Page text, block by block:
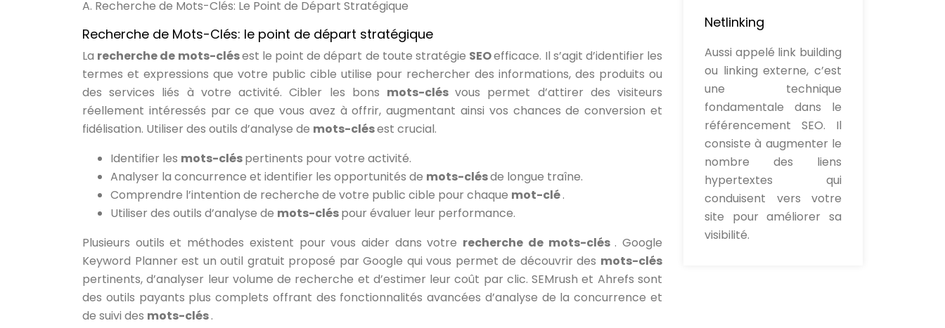
A. Recherche de Mots-Clés: Le Point de Départ Stratégique
Recherche de Mots-Clés: le point de départ stratégique
La recherche de mots-clésest le point de départ de toute stratégie SEOefficace. Il s’agit d’identifier les
termes et expressions que votre public cible utilise pour rechercher des informations, des produits ou
des services liés à votre activité. Cibler les bons mots-clésvous permet d’attirer des visiteurs
réellement intéressés par ce que vous avez à offrir, augmentant ainsi vos chances de conversion et
fidélisation. Utiliser des outils d’analyse de mots-clésest crucial.
Identifier les mots-cléspertinents pour votre activité.
Analyser la concurrence et identifier les opportunités de mots-clésde longue traîne.
Comprendre l’intention de recherche de votre public cible pour chaque mot-clé.
Utiliser des outils d’analyse de mots-cléspour évaluer leur performance.
Plusieurs outils et méthodes existent pour vous aider dans votre recherche de mots-clés . Google
Keyword Planner est un outil gratuit proposé par Google qui vous permet de découvrir des mots-clés
pertinents, d’analyser leur volume de recherche et d’estimer leur coût par clic. SEMrush et Ahrefs sont
des outils payants plus complets offrant des fonctionnalités avancées d’analyse de la concurrence et
de suivi des mots-clés.
Netlinking
Aussi appelé link building
ou linking externe, c’est
une technique
fondamentale dans le
référencement SEO. Il
consiste à augmenter le
nombre des liens
hypertextes qui
conduisent vers votre
site pour améliorer sa
visibilité.